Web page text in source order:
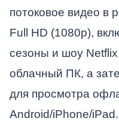
потоковое видео в
Full HD (1080p),
сезоны и шоу
облачный ПК, а
для просмотра
Android/iPhone/iPad.